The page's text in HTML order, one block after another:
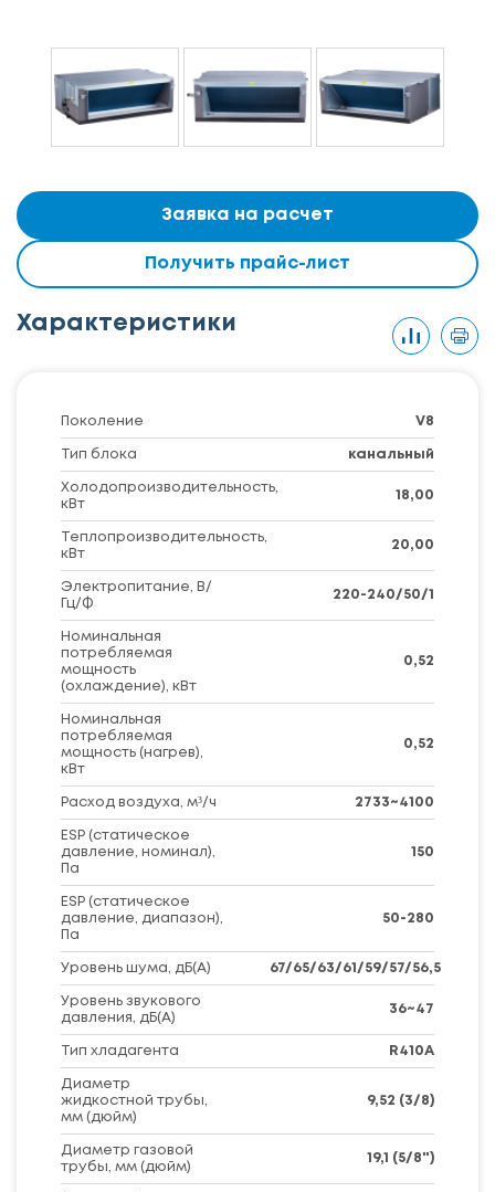
Заявка на расчет
Получить прайс-лист
Характеристики
Поколение V8
Тип блока канальный
Холодопроизводительность,
кВт
18,00
Теплопроизводительность,
кВт
20,00
Электропитание, В/
Гц/Ф
220-240/50/1
Номинальная
потребляемая
мощность
(охлаждение), кВт
0,52
Номинальная
потребляемая
мощность (нагрев),
кВт
0,52
Расход воздуха, м³/ч 2733~4100
ESP (статическое
давление, номинал),
Па
150
ESP (статическое
давление, диапазон),
Па
50-280
Уровень шума, дБ(A) 67/65/63/61/59/57/56,5
Уровень звукового
давления, дБ(А)
36~47
Тип хладагента R410A
Диаметр
жидкостной трубы,
мм (дюйм)
9,52 (3/8)
Диаметр газовой
трубы, мм (дюйм)
19,1 (5/8")